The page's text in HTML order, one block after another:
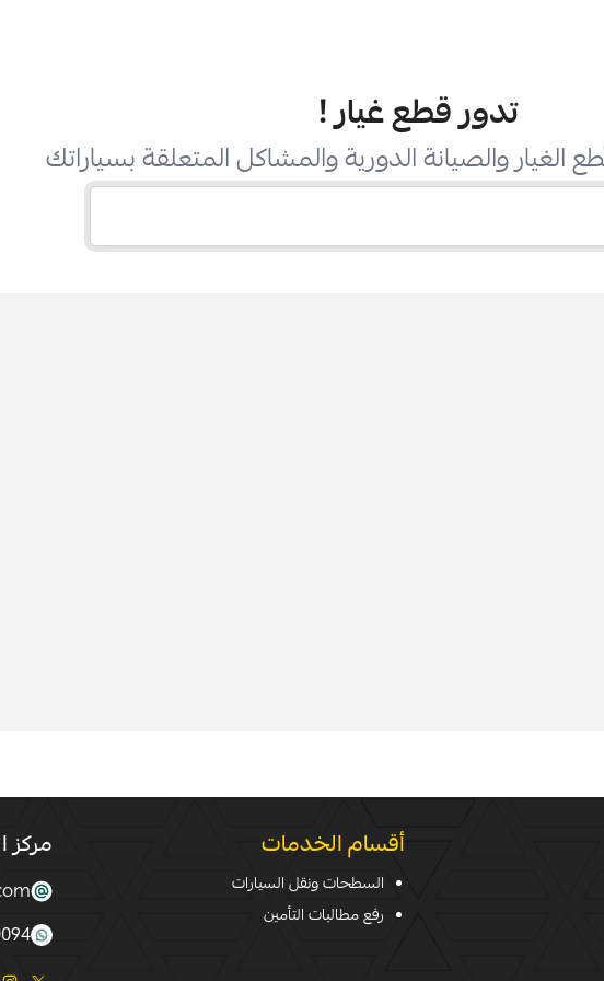
تدور قطع غيار!
والصيانة الدورية والمشاكل المتعلقة بسياراتك
أقسام الخدمات
السطحات ونقل السيارات
رفع مطالبات التأمين
مركز